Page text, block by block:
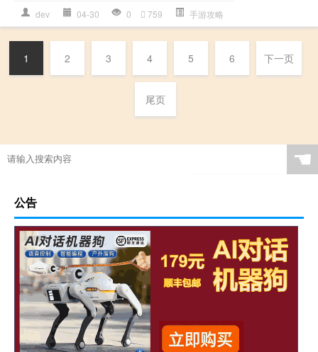
dev 04-30 0 759 手游攻略
1 2 3 4 5 6 下一页
尾页
☚
公告